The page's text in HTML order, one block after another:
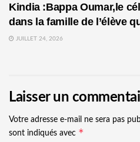
Kindia :Bappa Oumar,le
dans la famille de l’élève
JUILLET 24, 2026
Laisser un
Votre adresse e-mail ne sera pas
sont indiqués avec *